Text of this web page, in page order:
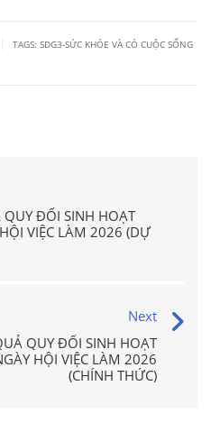
TAGS: SDG3-SỨC KHỎE VÀ CÓ CUỘC SỐNG
ĐỔI SINH HOẠT
VIỆC LÀM 2026 (DỰ
Next
QUY ĐỔI SINH HOẠT
HỘI VIỆC LÀM 2026
(CHÍNH THỨC)